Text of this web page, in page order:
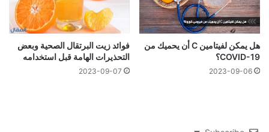
هل يمكن لفيتامين C أن يحميك من
COVID-19؟
2023-09-06
فوائد زيت البرتقال الصحية وبعض
التحذيرات الهامة قبل استخدامه
2023-09-07